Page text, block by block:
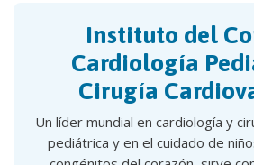
Instituto del
Cardiología
Cirugía
Un líder mundial en cardiología y
pediátrica y en el cuidado de